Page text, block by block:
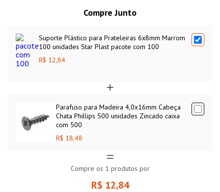
Compre Junto
Suporte Plástico para Prateleiras 6x8mm Marrom
100 unidades Star Plast pacote com 100
R$ 12,84
Parafuso para Madeira 4,0x16mm Cabeça
Chata Phillips 500 unidades Zincado caixa
com 500
R$ 18,48
Compre os 1 produtos por
R$ 12,84